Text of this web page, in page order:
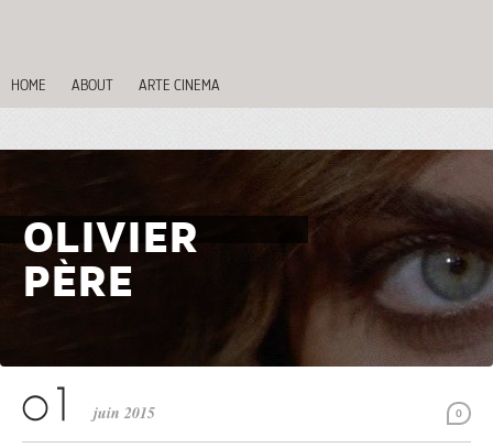
HOME ABOUT ARTE CINEMA
OLIVIER
PÈRE
0
juin 2015